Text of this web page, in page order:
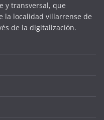
y transversal, que
la localidad villarrense de
de la digitalización.